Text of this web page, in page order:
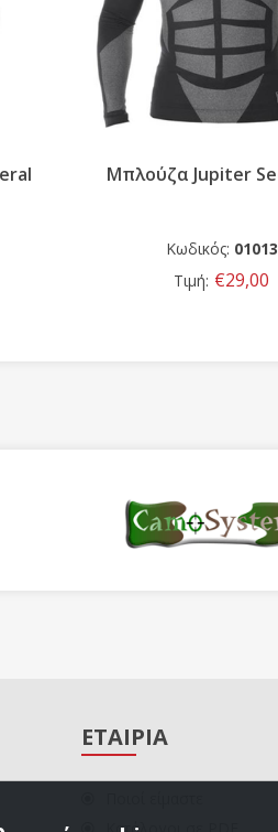
Μπλούζα Jupiter
Κωδικός: 01013
Τιμή: €29,00
ΕΤΑΙΡΙΑ
Κατάλογοι σε PDF